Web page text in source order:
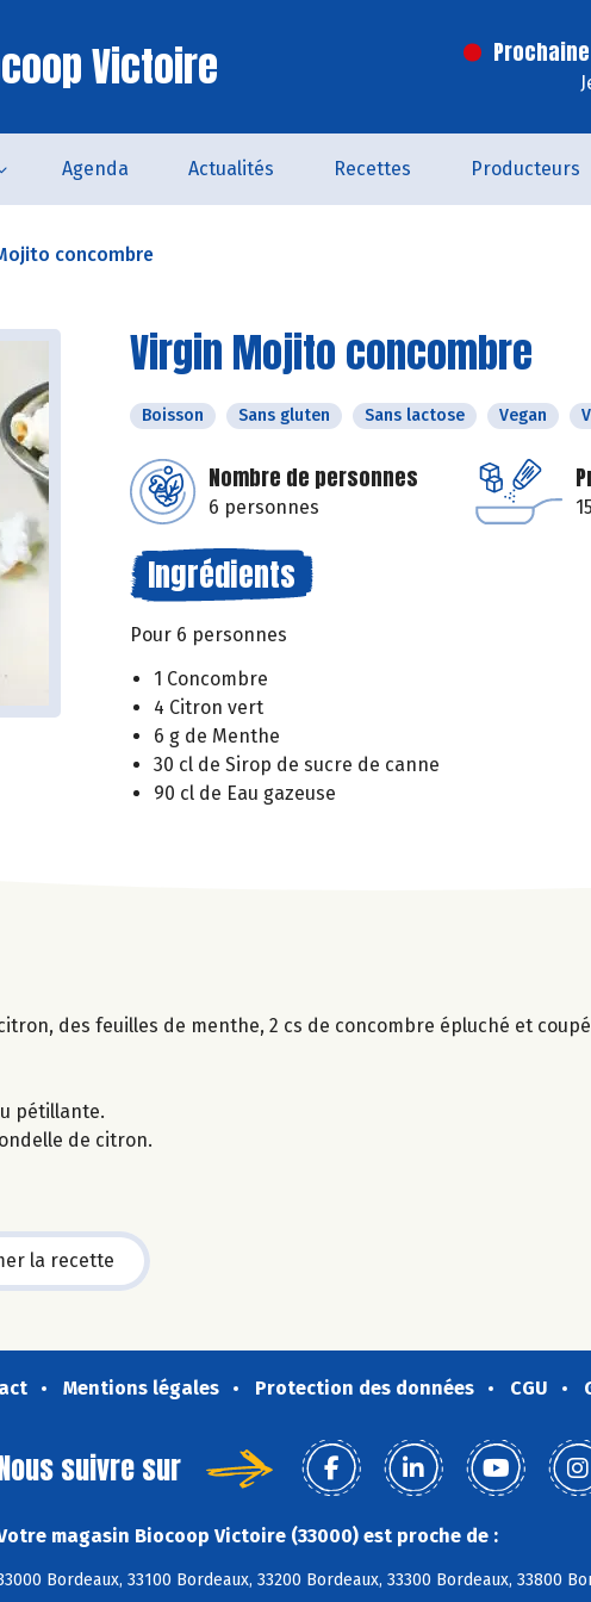
Victoire
Agenda Actualités Recettes Producteurs
concombre
Virgin Mojito concombre
Boisson Sans gluten Sans lactose Vegan
Nombre de personnes
6 personnes
Ingrédients
Pour 6 personnes
1 Concombre
4 Citron vert
6 g de Menthe
30 cl de Sirop de sucre de canne
90 cl de Eau gazeuse
des feuilles de menthe, 2 cs de concombre épluché et
pétillante.
de citron.
la recette
Mentions légales Protection des données CGU
suivre sur
magasin Biocoop Victoire (33000) est proche de :
Bordeaux, 33100 Bordeaux, 33200 Bordeaux, 33300 Bordeaux, 33800